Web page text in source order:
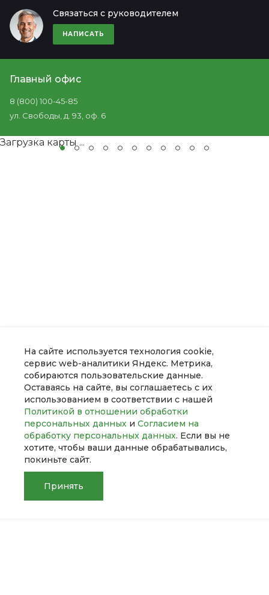
На сайте используется технология cookie,
сервис web-аналитики Яндекс. Метрика,
собираются пользовательские данные.
Оставаясь на сайте, вы соглашаетесь с их
использованием в соответствии с нашей
Политикой в отношении обработки
персональных данных и Согласием на
обработку персональных данных. Если вы не
хотите, чтобы ваши данные обрабатывались,
покиньте сайт.
Принять
Связаться с руководителем
НАПИСАТЬ
Главный офис
8 (800) 100-45-85
ул. Свободы, д. 93, оф. 6
Загрузка карты ...
О компании